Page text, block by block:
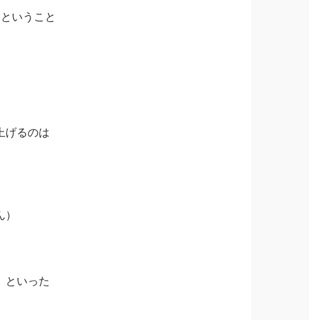
いうこと
げるのは
といった